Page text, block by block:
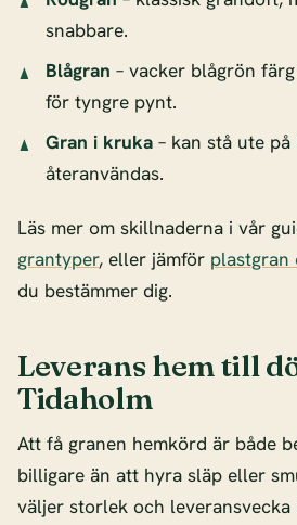
snabbare.
Blågran – vacker blågrön
för tyngre pynt.
Gran i kruka– kan stå ute på
återanvändas.
Läs mer om skillnaderna i vår
grantyper, eller jämför plastgran
du bestämmer dig.
Leverans hem till
Tidaholm
Att få granen hemkörd är både
billigare än att hyra släp eller
väljer storlek och